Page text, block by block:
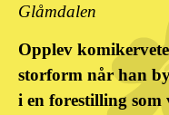
Glåmdalen
Opplev
storform når han
i en forestilling som